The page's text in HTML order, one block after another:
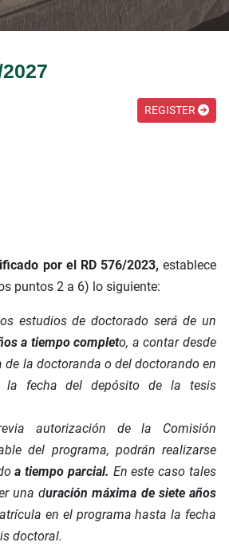
REGISTER
por el RD 576/2023, establece
puntos 2 a 6) lo siguiente:
estudios de doctorado será de un
a tiempo completo, a contar desde
la doctoranda o del doctorando en
la fecha del depósito de la tesis
autorización de la Comisión
del programa, podrán realizarse
a tiempo parcial. En este caso tales
una duración máxima de siete años
en el programa hasta la fecha
doctoral.